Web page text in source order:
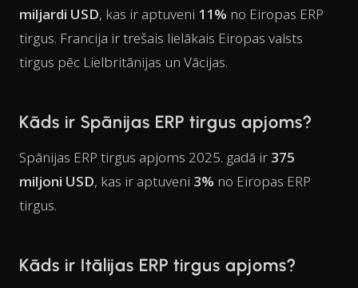
miljardi USD, kas ir aptuveni 11% no Eiropas ERP
tirgus. Francija ir trešais lielākais Eiropas valsts
tirgus pēc Lielbritānijas un Vācijas.
Kāds ir Spānijas ERP tirgus apjoms?
Spānijas ERP tirgus apjoms 2025. gadā ir 375
miljoni USD, kas ir aptuveni 3% no Eiropas ERP
tirgus.
Kāds ir Itālijas ERP tirgus apjoms?